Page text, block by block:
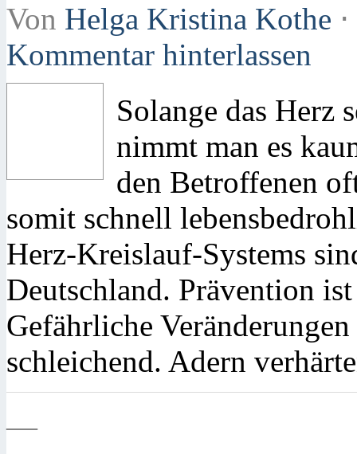
Von Helga Kristina Kothe ⋅
Kommentar hinterlassen
Solange das Herz
nimmt man es
den Betroffenen
somit schnell
Herz-Kreislauf-Systems
Deutschland. Prävention
Gefährliche
schleichend. Adern
—